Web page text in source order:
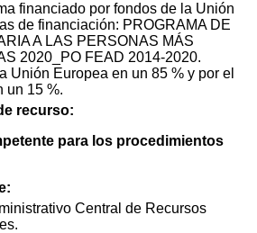
financiado por fondos de la Unión
de financiación: PROGRAMA DE
A LAS PERSONAS MÁS
2020_PO FEAD 2014-2020.
Unión Europea en un 85 % y por el
un 15 %.
recurso:
para los procedimientos
Central de Recursos